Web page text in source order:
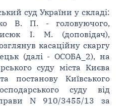
суд України у складі:
В. П. - головуючого,
І. М. (доповідач),
касаційну скаргу
(далі - ОСОБА_2), на
суду міста Києва
постанову Київського
суду від
N 910/3455/13 за